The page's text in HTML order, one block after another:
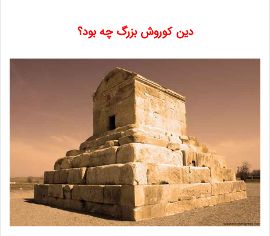
دینکوروش بزرگ چه بود؟